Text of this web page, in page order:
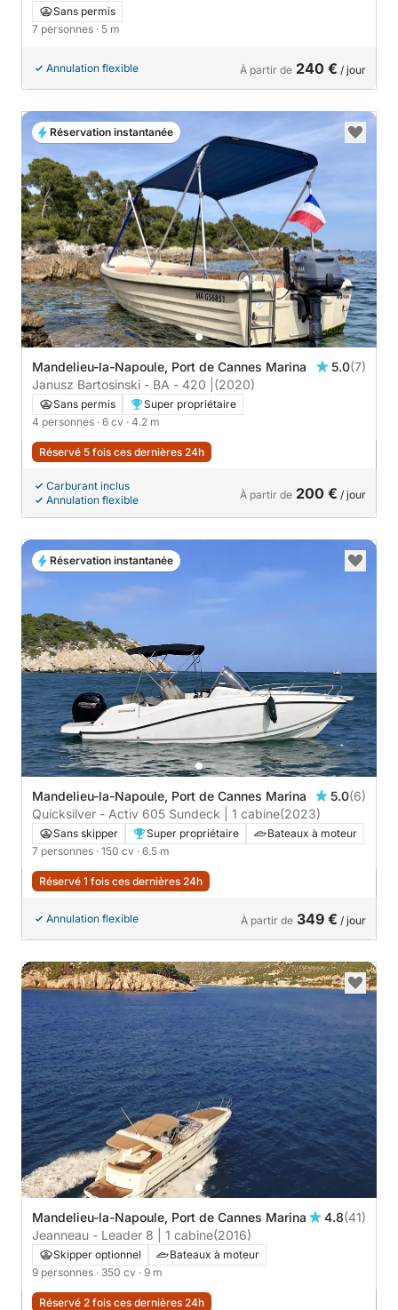
Sans permis
7 personnes · 5 m
Annulation flexible À partir de 240 € / jour
Mandelieu-la-Napoule, Port de Cannes Marina 5.0(7)
Janusz Bartosinski - BA - 420 | (2020)
Sans permis
Super propriétaire
4 personnes · 6 cv · 4.2 m
Réservé 5 fois ces dernières 24h
Carburant inclus
Annulation flexible
À partir de 200 € / jour
Réservation instantanée
Mandelieu-la-Napoule, Port de Cannes Marina 5.0(6)
Quicksilver - Activ 605 Sundeck | 1 cabine(2023)
Sans skipper Super propriétaire
Bateaux à moteur
7 personnes · 150 cv · 6.5 m
Réservé 1 fois ces dernières 24h
Annulation flexible À partir de 349 € / jour
Réservation instantanée
Mandelieu-la-Napoule, Port de Cannes Marina 4.8(41)
Jeanneau - Leader 8 | 1 cabine(2016)
Skipper optionnel
Bateaux à moteur
9 personnes · 350 cv · 9 m
Réservé 2 fois ces dernières 24h